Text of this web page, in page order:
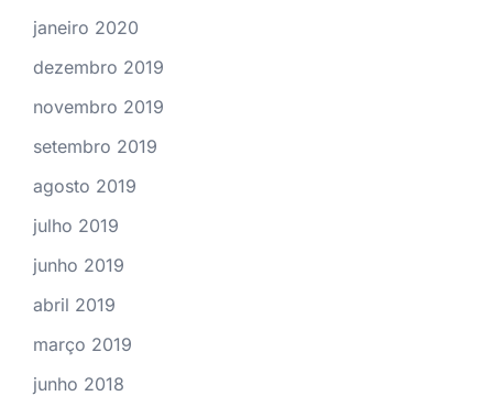
janeiro 2020
dezembro 2019
novembro 2019
setembro 2019
agosto 2019
julho 2019
junho 2019
abril 2019
março 2019
junho 2018